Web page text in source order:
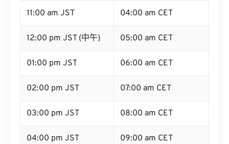
11:00 am JST 04:00 am CET
12:00 pm JST (中午) 05:00 am CET
01:00 pm JST 06:00 am CET
02:00 pm JST 07:00 am CET
03:00 pm JST 08:00 am CET
04:00 pm JST 09:00 am CET